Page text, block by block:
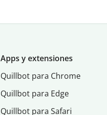
Apps y extensiones
Quillbot para Chrome
Quillbot para Edge
Quillbot para Safari